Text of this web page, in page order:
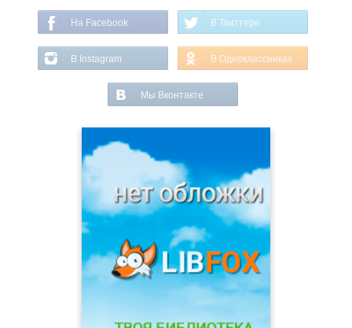
На Facebook В Твиттере
В Instagram В Одноклассниках
Мы Вконтакте